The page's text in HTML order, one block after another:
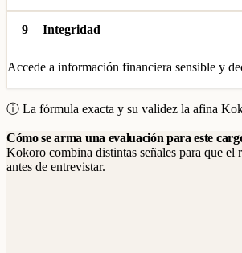
9 Integridad
Accede a información financiera sensible y
ⓘ La fórmula exacta y su validez la afina
Cómo se arma una evaluación para este
Kokoro combina distintas señales para que el
antes de entrevistar.